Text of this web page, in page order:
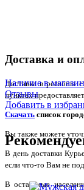
Доставка и
Доставка в регионы
пунктах
Скачать список
Вы также можете
В день доставки
если что-то Вам не
В остальные
Наличие в
Отзывы
Добавить в